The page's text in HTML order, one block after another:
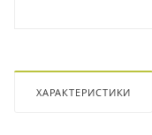
ХАРАКТЕРИСТИКИ